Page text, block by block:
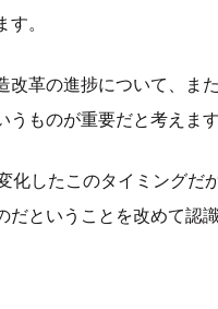
。
革の進捗について、ま
ものが重要だと考えます
化したこのタイミングだ
ということを改めて認